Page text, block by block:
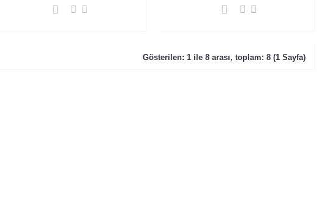
Gösterilen: 1 ile 8 arası, toplam: 8 (1 Sayfa)